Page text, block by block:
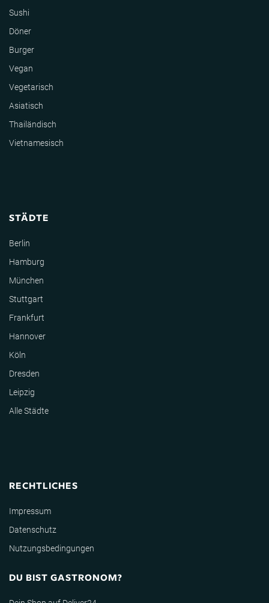
Sushi
Döner
Burger
Vegan
Vegetarisch
Asiatisch
Thailändisch
Vietnamesisch
STÄDTE
Berlin
Hamburg
München
Stuttgart
Frankfurt
Hannover
Köln
Dresden
Leipzig
Alle Städte
RECHTLICHES
Impressum
Datenschutz
Nutzungsbedingungen
DU BIST GASTRONOM?